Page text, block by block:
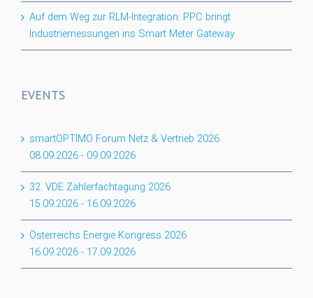
Auf dem Weg zur RLM-Integration: PPC bringt
Industriemessungen ins Smart Meter Gateway
EVENTS
smartOPTIMO Forum Netz & Vertrieb 2026
08.09.2026 - 09.09.2026
32. VDE Zählerfachtagung 2026
15.09.2026 - 16.09.2026
Österreichs Energie Kongress 2026
16.09.2026 - 17.09.2026